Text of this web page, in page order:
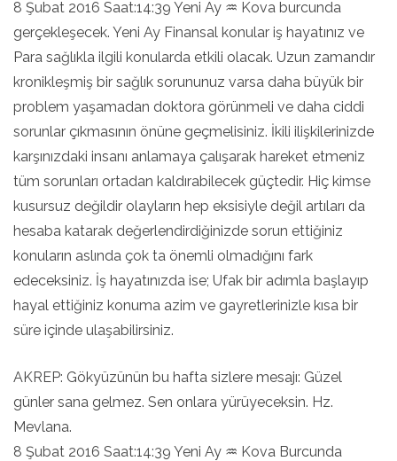
8 Şubat 2016 Saat:14:39 Yeni Ay ♒ Kova burcunda
gerçekleşecek. Yeni Ay Finansal konular iş hayatınız ve
Para sağlıkla ilgili konularda etkili olacak. Uzun zamandır
kronikleşmiş bir sağlık sorununuz varsa daha büyük bir
problem yaşamadan doktora görünmeli ve daha ciddi
sorunlar çıkmasının önüne geçmelisiniz. İkili ilişkilerinizde
karşınızdaki insanı anlamaya çalışarak hareket etmeniz
tüm sorunları ortadan kaldırabilecek güçtedir. Hiç kimse
kusursuz değildir olayların hep eksisiyle değil artıları da
hesaba katarak değerlendirdiğinizde sorun ettiğiniz
konuların aslında çok ta önemli olmadığını fark
edeceksiniz. İş hayatınızda ise; Ufak bir adımla başlayıp
hayal ettiğiniz konuma azim ve gayretlerinizle kısa bir
süre içinde ulaşabilirsiniz.
AKREP: Gökyüzünün bu hafta sizlere mesajı: Güzel
günler sana gelmez. Sen onlara yürüyeceksin. Hz.
Mevlana.
8 Şubat 2016 Saat:14:39 Yeni Ay ♒ Kova Burcunda